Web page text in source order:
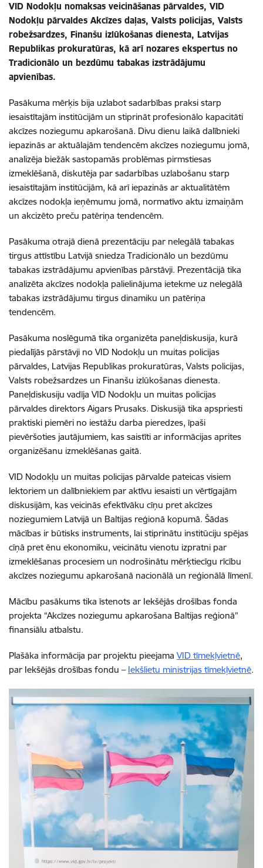
VID Nodokļu nomaksas veicināšanas pārvaldes, VID
Nodokļu pārvaldes Akcīzes daļas, Valsts policijas, Valsts
robežsardzes, Finanšu izlūkošanas dienesta, Latvijas
Republikas prokuratūras, kā arī nozares ekspertus no
Tradicionālo un bezdūmu tabakas izstrādājumu
apvienības.
Pasākuma mērķis bija uzlabot sadarbības praksi starp
iesaistītajām institūcijām un stiprināt profesionālo kapacitāti
akcīzes noziegumu apkarošanā. Divu dienu laikā dalībnieki
iepazinās ar aktuālajām tendencēm akcīzes noziegumu jomā,
analizēja biežāk sastopamās problēmas pirmstiesas
izmeklēšanā, diskutēja par sadarbības uzlabošanu starp
iesaistītajām institūcijām, kā arī iepazinās ar aktualitātēm
akcīzes nodokļa ieņēmumu jomā, normatīvo aktu izmaiņām
un akcizēto preču patēriņa tendencēm.
Pasākuma otrajā dienā prezentāciju par nelegālā tabakas
tirgus attīstību Latvijā sniedza Tradicionālo un bezdūmu
tabakas izstrādājumu apvienības pārstāvji. Prezentācijā tika
analizēta akcīzes nodokļa palielinājuma ietekme uz nelegālā
tabakas izstrādājumu tirgus dinamiku un patēriņa
tendencēm.
Pasākuma noslēgumā tika organizēta paneļdiskusija, kurā
piedalījās pārstāvji no VID Nodokļu un muitas policijas
pārvaldes, Latvijas Republikas prokuratūras, Valsts policijas,
Valsts robežsardzes un Finanšu izlūkošanas dienesta.
Paneļdiskusiju vadīja VID Nodokļu un muitas policijas
pārvaldes direktors Aigars Prusaks. Diskusijā tika apspriesti
praktiski piemēri no iestāžu darba pieredzes, īpaši
pievēršoties jautājumiem, kas saistīti ar informācijas aprites
organizēšanu izmeklēšanas gaitā.
VID Nodokļu un muitas policijas pārvalde pateicas visiem
lektoriem un dalībniekiem par aktīvu iesaisti un vērtīgajām
diskusijām, kas veicinās efektīvāku cīņu pret akcīzes
noziegumiem Latvijā un Baltijas reģionā kopumā. Šādas
mācības ir būtisks instruments, lai stiprinātu institūciju spējas
cīņā pret ēnu ekonomiku, veicinātu vienotu izpratni par
izmeklēšanas procesiem un nodrošinātu mērķtiecīgu rīcību
akcīzes noziegumu apkarošanā nacionālā un reģionālā līmenī.
Mācību pasākums tika īstenots ar Iekšējās drošības fonda
projekta “Akcīzes noziegumu apkarošana Baltijas reģionā”
finansiālu atbalstu.
Plašāka informācija par projektu pieejama VID tīmekļvietnē,
par Iekšējās drošības fondu – Iekšlietu ministrijas tīmekļvietnē.